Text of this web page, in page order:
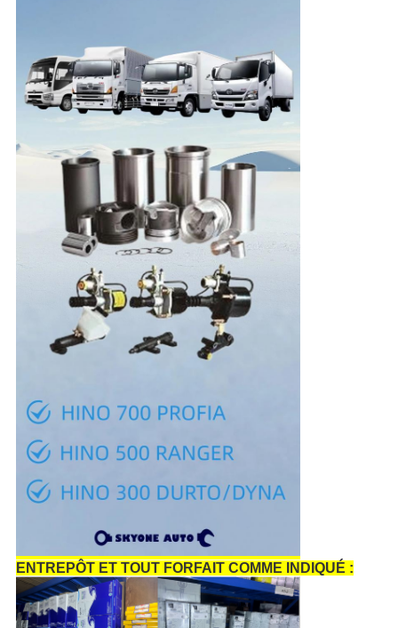
ENTREPÔT ET TOUT FORFAIT COMME INDIQUÉ :